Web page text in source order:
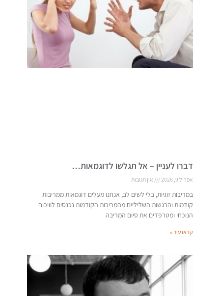
דברו לעניין – אל תגלשו לדוגמאות…
אפריל 9, 2026 אין תגובות
במריבות זוגיות, בלי לשים לב, אנחנו מעלים דוגמאות ממריבות
קודמות והרגשות השליליים מהמריבות הקודמות נכנסים לוויכוח
הנוכחי ומטרפדים את סיום המריבה
קראו עוד »